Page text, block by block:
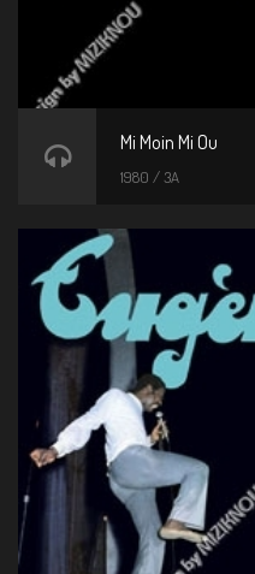
Mi Moin Mi Ou
1980 / 3A